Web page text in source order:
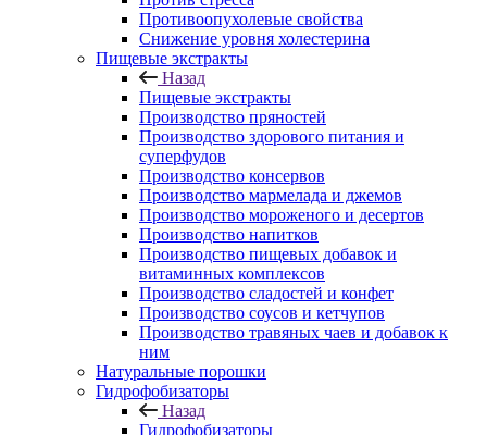
Противоопухолевые свойства
Снижение уровня холестерина
Пищевые экстракты
Назад
Пищевые экстракты
Производство пряностей
Производство здорового питания и
суперфудов
Производство консервов
Производство мармелада и джемов
Производство мороженого и десертов
Производство напитков
Производство пищевых добавок и
витаминных комплексов
Производство сладостей и конфет
Производство соусов и кетчупов
Производство травяных чаев и добавок к
ним
Натуральные порошки
Гидрофобизаторы
Назад
Гидрофобизаторы